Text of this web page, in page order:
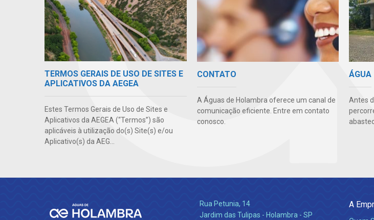
TERMOS GERAIS DE USO DE SITES E
APLICATIVOS DA AEGEA
Estes Termos Gerais de Uso de Sites e
Aplicativos da AEGEA (“Termos”) são
aplicáveis à utilização do(s) Site(s) e/ou
Aplicativo(s) da AEG...
CONTATO
A Águas de Holambra oferece um canal de
comunicação eficiente. Entre em contato
conosco.
ÁGUA
Antes
Rua Petunia, 14
Jardim das Tulipas - Holambra - SP
A